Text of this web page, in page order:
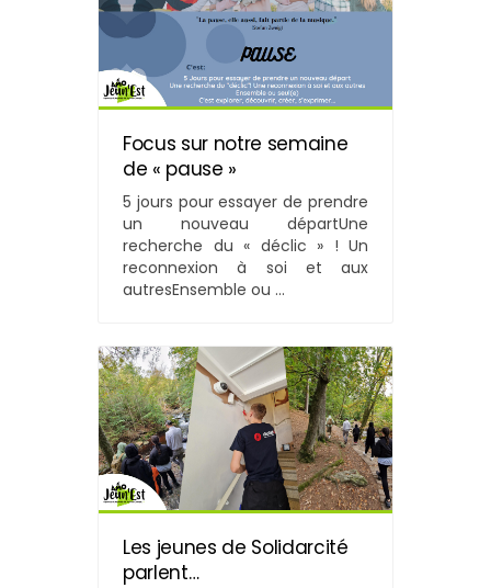
Focus sur notre semaine
de « pause »
5 jours pour essayer de prendre
un nouveau départUne
recherche du « déclic » ! Un
reconnexion à soi et aux
autresEnsemble ou ...
Les jeunes de Solidarcité
parlent…